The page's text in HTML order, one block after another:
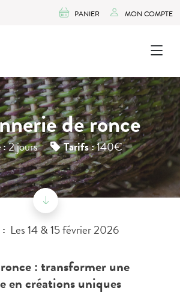
PANIER MON COMPTE
de ronce
:2 jours Tarifs :140€
Les 14 & 15 février 2026
: transformer une
en créations uniques